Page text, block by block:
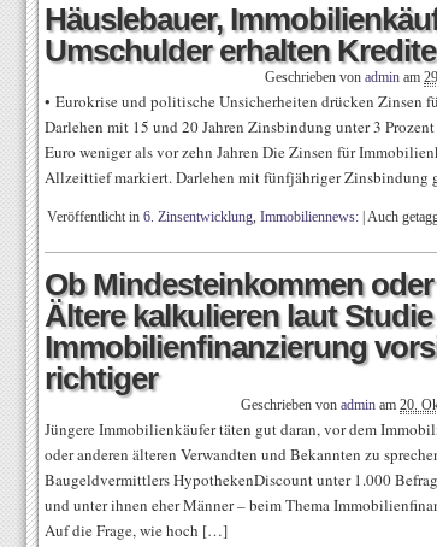
Häuslebauer,
Umschulder erhalten
Geschrieben von admin am
• Eurokrise und politische Unsicherheiten drücken Zinsen
Darlehen mit 15 und 20 Jahren Zinsbindung unter 3
Euro weniger als vor zehn Jahren Die Zinsen für
Allzeittief markiert. Darlehen mit fünfjähriger Zinsbindung
Veröffentlicht in 6. Zinsentwicklung, Immobiliennews: Auch
Ob Mindesteinkommen
Ältere kalkulieren laut
Immobilienfinanzierung
richtiger
Geschrieben von admin am 20.
Jüngere Immobilienkäufer täten gut daran, vor dem
oder anderen älteren Verwandten und Bekannten zu
Baugeldvermittlers HypothekenDiscount unter 1.000
und unter ihnen eher Männer – beim Thema
Auf die Frage, wie hoch […]